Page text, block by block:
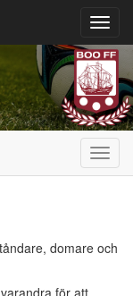
domare och
för att